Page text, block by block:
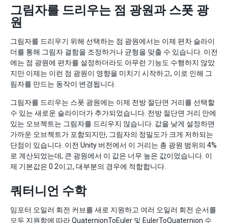
그림자를 드리우는 점 광원과 스폿 광
원
그림자를 드리우기 위해 선택하는 점 광원에서는 이제 편차 슬라이
더를 통해 그림자 결함을 조정하거나 균형을 맞출 수 있습니다. 이전
에는 점 광원에 편차를 설정하더라도 아무런 기능도 수행하지 않았
지만 이제는 이런 점 광원이 영향을 미치기 시작하고, 이로 인해 그
림자를 만드는 동작이 변경됩니다.
그림자를 드리우는 스폿 광원에는 이제 전방 절단면 거리를 선택할
수 있는 새로운 슬라이더가 추가되었습니다. 전방 절단면 거리 안에
있는 오브젝트는 그림자를 드리우지 않습니다. 값을 낮게 설정하면
가까운 오브젝트가 포함되지만, 그림자의 정밀도가 크게 저하되는
단점이 있습니다. 이전 Unity 버전에서 이 거리는 총 광원 범위의 4%
로 계산되었는데, 큰 광원에서 이 값은 너무 높은 값이었습니다. 이
제 기본값은 0.2이고, 대부분의 경우에 적합합니다.
쿼터니언 수학
임포터 오일러 회전 커브를 새로 지원하고 여러 오일러 회전 순서를
모두 지원함에 따라 QuaternionToEuler 및 EulerToQuaternion 수